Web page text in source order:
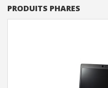
PRODUITS PHARES